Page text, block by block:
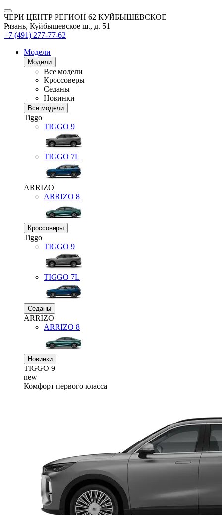
ЧЕРИ ЦЕНТР РЕГИОН 62 КУЙБЫШЕВСКОЕ
Рязань, Куйбышевское ш., д. 51
+7 (491) 277-77-62
Модели
Модели
Все модели
Кроссоверы
Седаны
Новинки
Все модели
Tiggo
TIGGO 9
TIGGO 7L
ARRIZO
ARRIZO 8
Кроссоверы
Tiggo
TIGGO 9
TIGGO 7L
Седаны
ARRIZO
ARRIZO 8
Новинки
TIGGO 9
new
Комфорт первого класса